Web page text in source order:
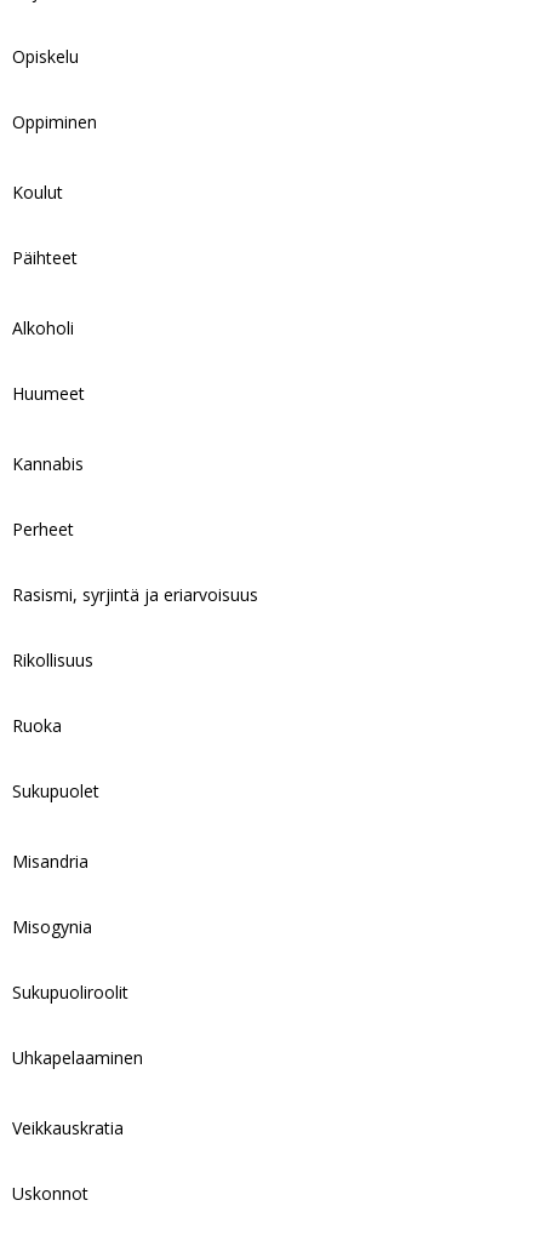
Opiskelu
Oppiminen
Koulut
Päihteet
Alkoholi
Huumeet
Kannabis
Perheet
Rasismi, syrjintä ja eriarvoisuus
Rikollisuus
Ruoka
Sukupuolet
Misandria
Misogynia
Sukupuoliroolit
Uhkapelaaminen
Veikkauskratia
Uskonnot